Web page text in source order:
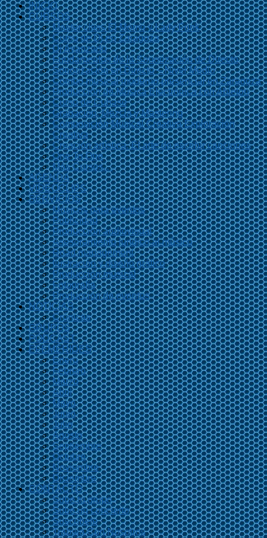
INICIO
CURSOS
Master class El Momo y Lady Funk
Curso de Dj en Zaragoza
Dj Avanzado
Fundamentos de la Sonorización de Directo
Sonorización en Directo – Nivel Medio
Combo musical moderno presencial en Zaragoza
Producción de Música Electrónica con Ableton
Curso de Cubase
Grabación, Mezcla y Mastering
Composición Musical Creativa Exploración
Creativa
Creación artística. El arte de escribir canciones
One To One
Más Cursos…
AGENDA
VIDEOCLIPS
SERVICIOS
Músicos para eventos
Publicidad
Producción audiovisual
Asesoramiento jurídico al músico
Road management
Ilustración y diseño gráfico
Producción musical
Fotografía
Producción de eventos
NOTICIAS
Crónicas
GRUPOS
PODCAST
EFEMÉRIDES
Enero
Febrero
Marzo
Abril
Mayo
Junio
Julio
Agosto
Septiembre
Octubre
Noviembre
Diciembre
CONTACTO
Sube tu grupo
Sube un concierto
Suscríbete
Trabaja Con Nosotros